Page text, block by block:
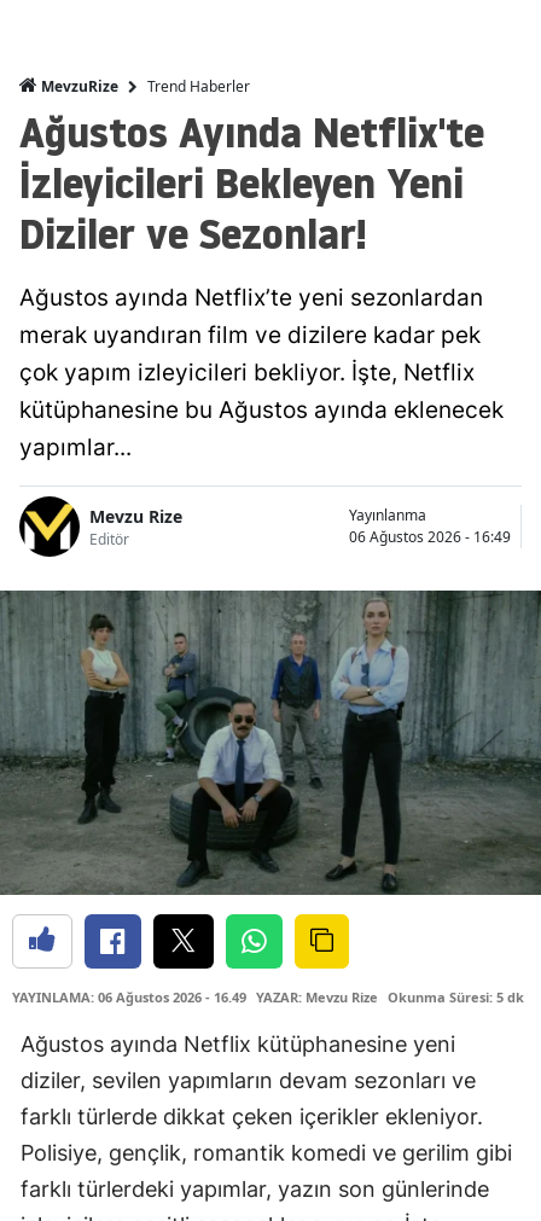
MevzuRize Trend Haberler
Ağustos Ayında Netflix'te
İzleyicileri Bekleyen Yeni
Diziler ve Sezonlar!
Ağustos ayında Netflix’te yeni sezonlardan
merak uyandıran film ve dizilere kadar pek
çok yapım izleyicileri bekliyor. İşte, Netflix
kütüphanesine bu Ağustos ayında eklenecek
yapımlar...
Mevzu Rize
Editör
Yayınlanma
06 Ağustos 2026 - 16:49
YAYINLAMA: 06 Ağustos 2026 - 16.49 YAZAR: Mevzu Rize Okunma Süresi: 5 dk
Ağustos ayında Netflix kütüphanesine yeni
diziler, sevilen yapımların devam sezonları ve
farklı türlerde dikkat çeken içerikler ekleniyor.
Polisiye, gençlik, romantik komedi ve gerilim gibi
farklı türlerdeki yapımlar, yazın son günlerinde